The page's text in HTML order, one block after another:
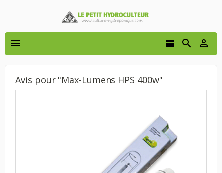
 


Avis pour "Max-Lumens HPS 400w"